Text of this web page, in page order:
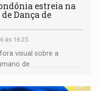
estreia na
Dança de
às 16:25
visual sobre a
de